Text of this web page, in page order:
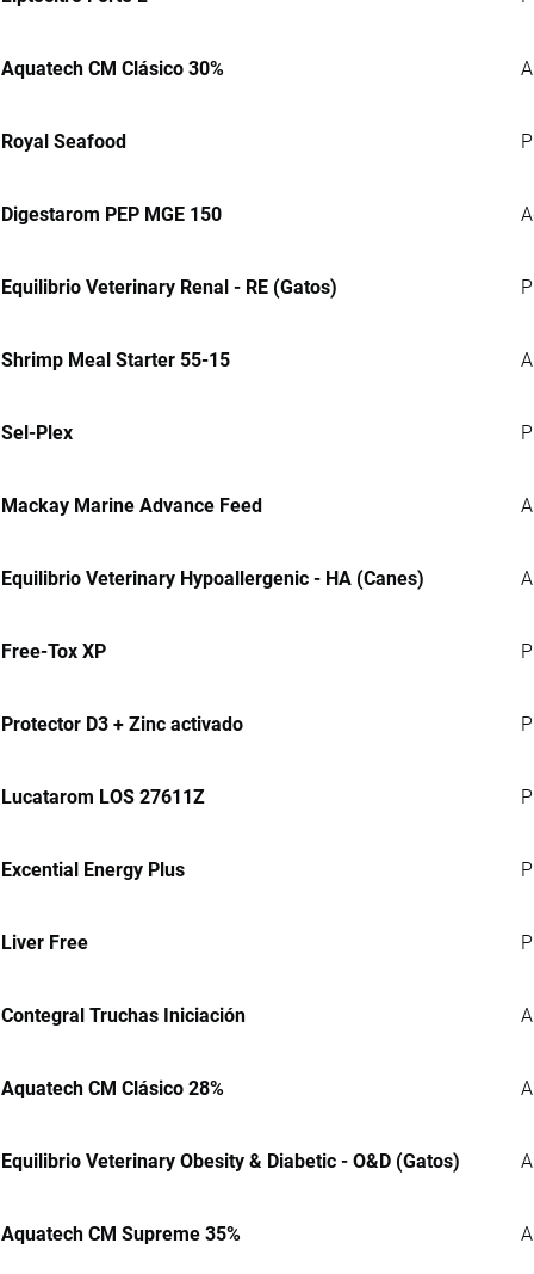
Aquatech CM Clásico 30%
Royal Seafood
Digestarom PEP MGE 150
Equilibrio Veterinary Renal - RE (Gatos)
Shrimp Meal Starter 55-15
Sel-Plex
Mackay Marine Advance Feed
Equilibrio Veterinary Hypoallergenic - HA (Canes)
Free-Tox XP
Protector D3 + Zinc activado
Lucatarom LOS 27611Z
Excential Energy Plus
Liver Free
Contegral Truchas Iniciación
Aquatech CM Clásico 28%
Equilibrio Veterinary Obesity & Diabetic - O&D (Gatos)
Aquatech CM Supreme 35%